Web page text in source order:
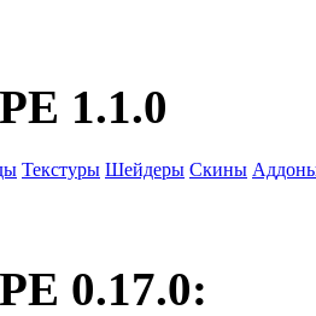
1.1.0
Текстуры Шейдеры Скины
0.17.0: